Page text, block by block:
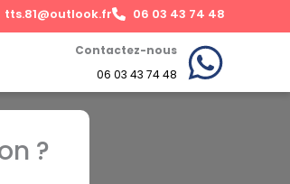
tts.81@outlook.fr 06 03 43 74 48
Contactez-nous
06 03 43 74 48
?